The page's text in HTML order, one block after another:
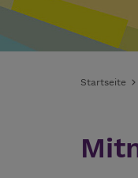
Startseite